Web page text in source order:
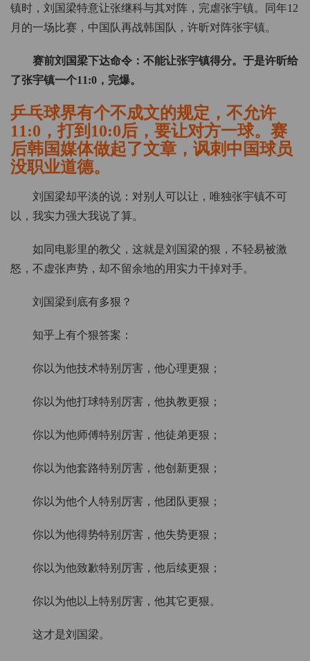
镇时，刘国梁特意让张继科与其对阵，完虐张宇镇。同年12
月的一场比赛，中国队再战韩国队，许昕对阵张宇镇。
赛前刘国梁下达命令：不能让张宇镇得分。于是许昕给
了张宇镇一个11:0，完爆。
乒乓球界有个不成文的规定，不允许
11:0，打到10:0后，要让对方一球。赛
后韩国媒体做起了文章，讽刺中国球员
没职业道德。
刘国梁却平淡的说：对别人可以让，唯独张宇镇不可
以，我实力强大我说了算。
如同电影里的教父，这就是刘国梁的狠，不轻易被激
怒，不虚张声势，却不留余地的用实力干掉对手。
刘国梁到底有多狠？
知乎上有个狠答案：
你以为他技术特别厉害，他心理更狠；
你以为他打球特别厉害，他执教更狠；
你以为他师傅特别厉害，他徒弟更狠；
你以为他套路特别厉害，他创新更狠；
你以为他个人特别厉害，他团队更狠；
你以为他得势特别厉害，他失势更狠；
你以为他致歉特别厉害，他后续更狠；
你以为他以上特别厉害，他其它更狠。
这才是刘国梁。